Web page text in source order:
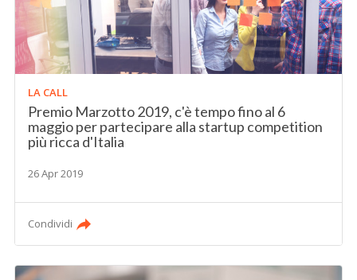
LA CALL
Premio Marzotto 2019, c'è tempo fino al 6
maggio per partecipare alla startup competition
più ricca d'Italia
26 Apr 2019
Condividi